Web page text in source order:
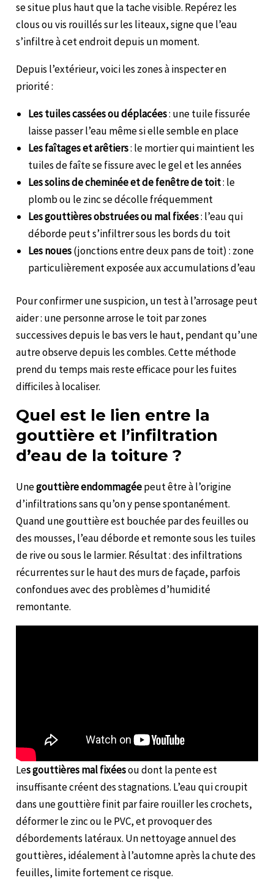
se situe plus haut que la tache visible. Repérez les
clous ou vis rouillés sur les liteaux, signe que l’eau
s’infiltre à cet endroit depuis un moment.
Depuis l’extérieur, voici les zones à inspecter en
priorité :
Les tuiles cassées ou déplacées: une tuile fissurée
laisse passer l’eau même si elle semble en place
Les faîtages et arêtiers: le mortier qui maintient les
tuiles de faîte se fissure avec le gel et les années
Les solins de cheminée et de fenêtre de toit: le
plomb ou le zinc se décolle fréquemment
Les gouttières obstruées ou mal fixées: l’eau qui
déborde peut s’infiltrer sous les bords du toit
Les noues(jonctions entre deux pans de toit) : zone
particulièrement exposée aux accumulations d’eau
Pour confirmer une suspicion, un test à l’arrosage peut
aider : une personne arrose le toit par zones
successives depuis le bas vers le haut, pendant qu’une
autre observe depuis les combles. Cette méthode
prend du temps mais reste efficace pour les fuites
difficiles à localiser.
Quel est le lien entre la
gouttière et l’infiltration
d’eau de la toiture ?
Unegouttière endommagéepeut être à l’origine
d’infiltrations sans qu’on y pense spontanément.
Quand une gouttière est bouchée par des feuilles ou
des mousses, l’eau déborde et remonte sous les tuiles
de rive ou sous le larmier. Résultat : des infiltrations
récurrentes sur le haut des murs de façade, parfois
confondues avec des problèmes d’humidité
remontante.
Les gouttières mal fixéesou dont la pente est
insuffisante créent des stagnations. L’eau qui croupit
dans une gouttière finit par faire rouiller les crochets,
déformer le zinc ou le PVC, et provoquer des
débordements latéraux. Un nettoyage annuel des
gouttières, idéalement à l’automne après la chute des
feuilles, limite fortement ce risque.